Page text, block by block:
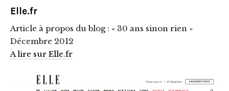
Elle.fr
Article à propos du blog : « 30 ans sinon rien »
Décembre 2012
A lire sur Elle.fr